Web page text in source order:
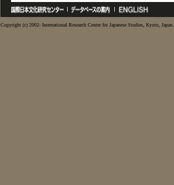
Copyright (c) 2002- International Research Center for Japanese Studies, Kyoto,